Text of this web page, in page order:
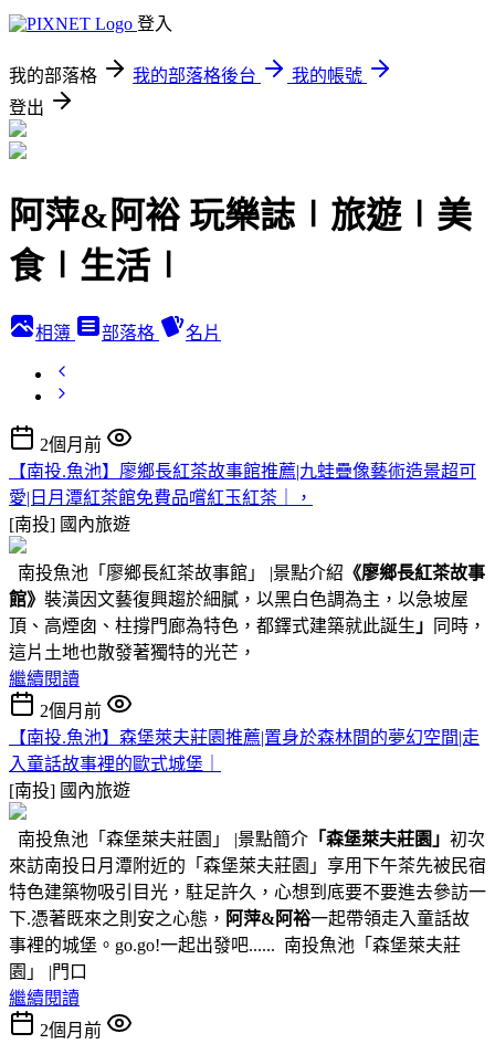
登入
我的部落格 我的部落格後台
我的帳號
登出
阿萍&阿裕 玩樂誌∣旅遊∣美
食∣生活∣
相簿 部落格 名片
2個月前
【南投.魚池】廖鄉長紅茶故事館推薦|九蛙疊像藝術造景超可
愛|日月潭紅茶館免費品嚐紅玉紅茶｜，
[南投] 國內旅遊
南投魚池「廖鄉長紅茶故事館」 |景點介紹 《廖鄉長紅茶故事
館》 裝潢因文藝復興趨於細膩，以黑白色調為主，以急坡屋
頂、高煙囱、柱撐門廊為特色，都鐸式建築就此誕生 」
同時，
這片土地也散發著獨特的光芒，
繼續閱讀
2個月前
【南投.魚池】森堡萊夫莊園推薦|置身於森林間的夢幻空間|走
入童話故事裡的歐式城堡｜
[南投] 國內旅遊
南投魚池「森堡萊夫莊園」 |景點簡介 「森堡萊夫莊園」 初次
來訪南投日月潭附近的「森堡萊夫莊園」享用下午茶先被民宿
特色建築物吸引目光，駐足許久，心想到底要不要進去參訪一
下.憑著既來之則安之心態， 阿萍&阿裕一起帶領走入童話故
事裡的城堡。go.go!一起出發吧...... 南投魚池「森堡萊夫莊
園」 |門口
繼續閱讀
2個月前